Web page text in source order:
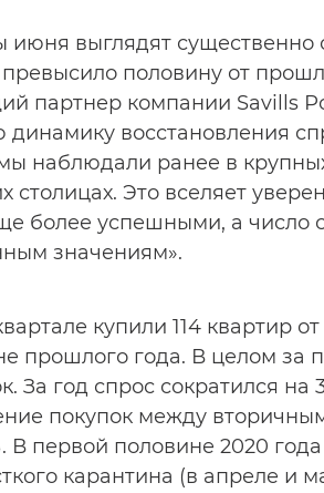
июня выглядят
половину от
партнер компании Savills
динамику восстановления
наблюдали ранее в
столицах. Это вселяет
более успешными, а число
значениям».
купили 114 квартир
прошлого года. В целом за
За год спрос сократился
покупок между
В первой половине 2020
карантина (в апреле и